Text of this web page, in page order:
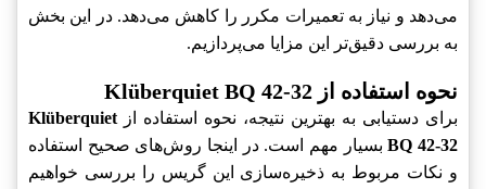
می‌دهد و نیاز به تعمیرات مکرر را کاهش می‌دهد. در این بخش
به بررسی دقیق‌تر این مزایا می‌پردازیم.
نحوه استفاده از Klüberquiet BQ 42-32
برای دستیابی به بهترین نتیجه، نحوه استفاده از Klüberquiet
BQ 42-32بسیار مهم است. در اینجا روش‌های صحیح استفاده
و نکات مربوط به ذخیره‌سازی این گریس را بررسی خواهیم